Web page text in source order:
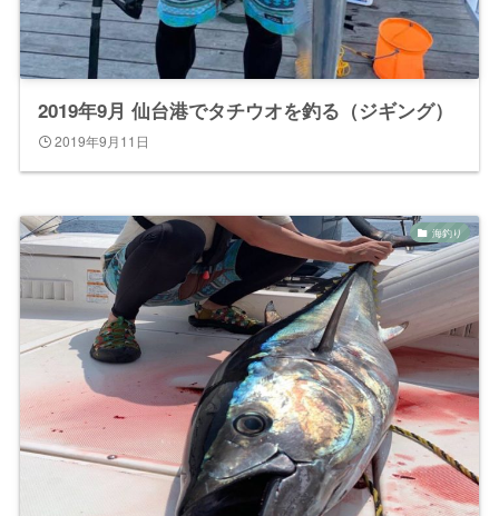
2019年9月 仙台港でタチウオを釣る（ジギング）
2019年9月11日
海釣り